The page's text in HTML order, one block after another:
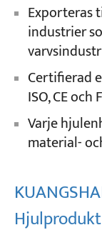
Exporteras
industrier
Certifierad
ISO, CE och
Varje
material-